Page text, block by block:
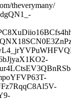
theverymany/